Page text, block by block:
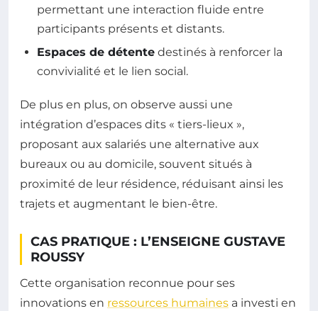
permettant une interaction fluide entre
participants présents et distants.
Espaces de détente destinés à renforcer la
convivialité et le lien social.
De plus en plus, on observe aussi une
intégration d’espaces dits « tiers-lieux »,
proposant aux salariés une alternative aux
bureaux ou au domicile, souvent situés à
proximité de leur résidence, réduisant ainsi les
trajets et augmentant le bien-être.
CAS PRATIQUE : L’ENSEIGNE GUSTAVE
ROUSSY
Cette organisation reconnue pour ses
innovations en ressources humaines a investi en